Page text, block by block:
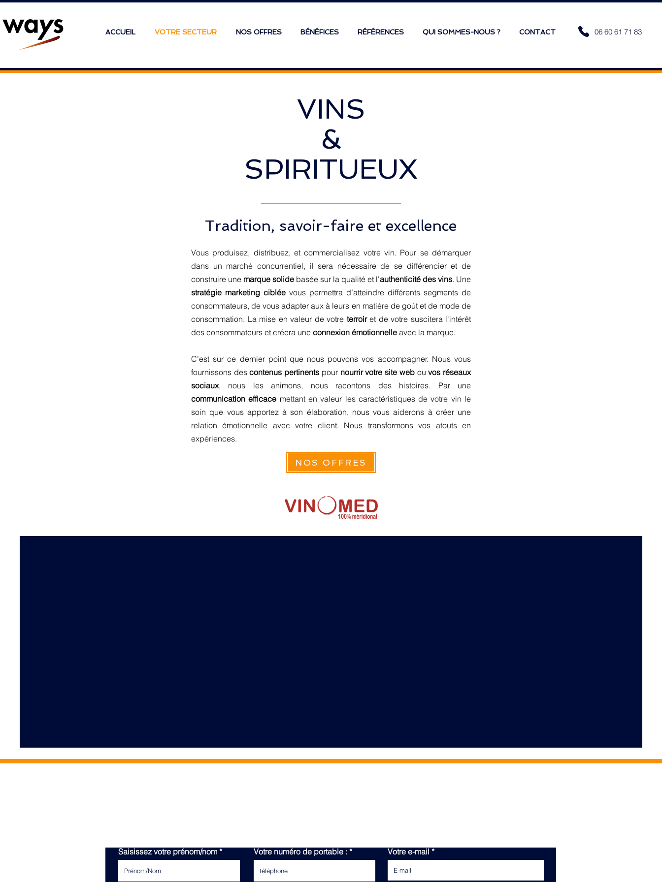
ACCUEIL VOTRE SECTEUR NOS OFFRES BÉNÉFICES RÉFÉRENCES QUI SOMMES-NOUS ? CONTACT 06 60 61 71 83
VINS
&
SPIRITUEUX
Tradition, savoir-faire et excellence
Vous produisez, distribuez, et commercialisez votre vin. Pour se démarquer
dans un marché concurrentiel, il sera nécessaire de se différencier et de
construire une marque solide basée sur la qualité et l'authenticité des vins. Une
stratégie marketing ciblée vous permettra d’atteindre différents segments de
consommateurs, de vous adapter aux à leurs en matière de goût et de mode de
consommation. La mise en valeur de votre terroiret de votre suscitera l'intérêt
des consommateurs et créera une connexion émotionnelle avec la marque.
C’est sur ce dernier point que nous pouvons vos accompagner. Nous vous
fournissons descontenus pertinents pour nourrir votre site web ou vos réseaux
sociaux, nous les animons, nous racontons des histoires. Par une
communication efficace mettant en valeur les caractéristiques de votre vin le
soin que vous apportez à son élaboration, nous vous aiderons à créer une
relation émotionnelle avec votre client. Nous transformons vos atouts en
expériences.
NOS OFFRES
Saisissez votre prénom/nom Votre numéro de portable : Votre e-mail